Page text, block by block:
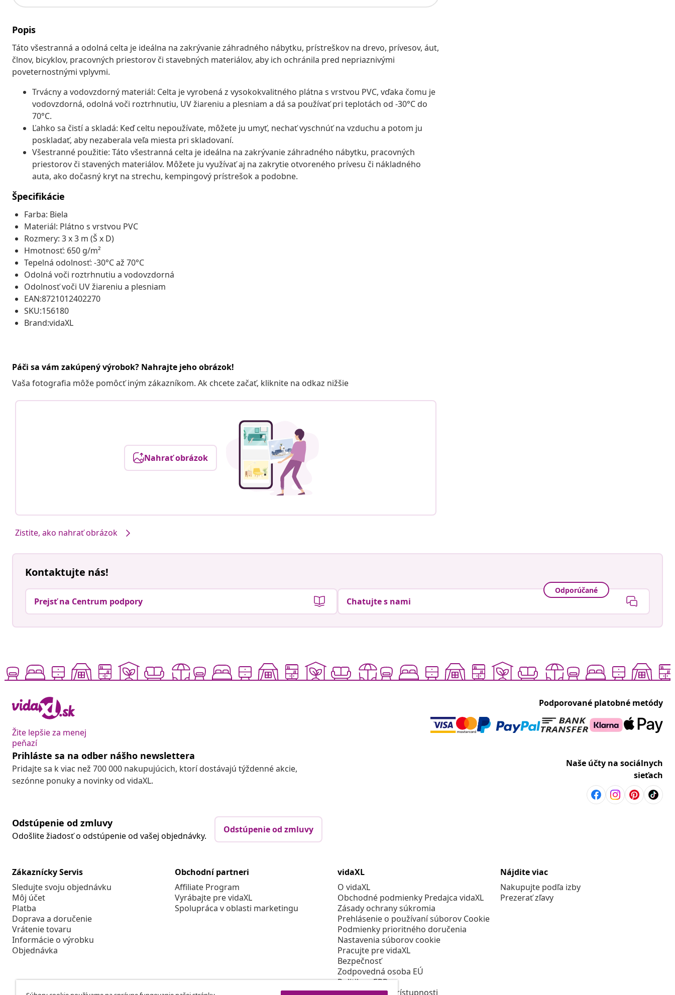
Popis
Táto všestranná a odolná celta je ideálna na zakrývanie záhradného nábytku, prístreškov na drevo, prívesov, áut,
člnov, bicyklov, pracovných priestorov či stavebných materiálov, aby ich ochránila pred nepriaznivými
poveternostnými vplyvmi.
Trvácny a vodovzdorný materiál: Celta je vyrobená z vysokokvalitného plátna s vrstvou PVC, vďaka čomu je
vodovzdorná, odolná voči roztrhnutiu, UV žiareniu a plesniam a dá sa používať pri teplotách od -30°C do
70°C.
Ľahko sa čistí a skladá: Keď celtu nepoužívate, môžete ju umyť, nechať vyschnúť na vzduchu a potom ju
poskladať, aby nezaberala veľa miesta pri skladovaní.
Všestranné použitie: Táto všestranná celta je ideálna na zakrývanie záhradného nábytku, pracovných
priestorov či stavených materiálov. Môžete ju využívať aj na zakrytie otvoreného prívesu či nákladného
auta, ako dočasný kryt na strechu, kempingový prístrešok a podobne.
Špecifikácie
Farba: Biela
Materiál: Plátno s vrstvou PVC
Rozmery: 3 x 3 m (Š x D)
Hmotnosť: 650 g/m²
Tepelná odolnosť: -30°C až 70°C
Odolná voči roztrhnutiu a vodovzdorná
Odolnosť voči UV žiareniu a plesniam
EAN:8721012402270
SKU:156180
Brand:vidaXL
Páči sa vám zakúpený výrobok? Nahrajte jeho obrázok!
Vaša fotografia môže pomôcť iným zákazníkom. Ak chcete začať, kliknite na odkaz nižšie
Nahrať obrázok
Zistite, ako nahrať obrázok
Kontaktujte nás!
Prejsť na Centrum podpory
Odporúčané
Chatujte s nami
Žite lepšie za menej
peňazí
Podporované platobné metódy
Prihláste sa na odber nášho newslettera
Pridajte sa k viac než 700 000 nakupujúcich, ktorí dostávajú týždenné akcie,
sezónne ponuky a novinky od vidaXL.
Naše účty na sociálnych
sieťach
Odstúpenie od zmluvy
Odošlite žiadosť o odstúpenie od vašej objednávky.
Odstúpenie od zmluvy
Zákaznícky Servis
Sledujte svoju objednávku
Môj účet
Platba
Doprava a doručenie
Vrátenie tovaru
Informácie o výrobku
Objednávka
Obchodní partneri
Affiliate Program
Vyrábajte pre vidaXL
Spolupráca v oblasti marketingu
vidaXL
O vidaXL
Obchodné podmienky Predajca vidaXL
Zásady ochrany súkromia
Prehlásenie o používaní súborov Cookie
Podmienky prioritného doručenia
Nastavenia súborov cookie
Pracujte pre vidaXL
Bezpečnosť
Zodpovedná osoba EÚ
Politikou EPR
Prehlásenie o prístupnosti
Nájdite viac
Nakupujte podľa izby
Prezerať zľavy